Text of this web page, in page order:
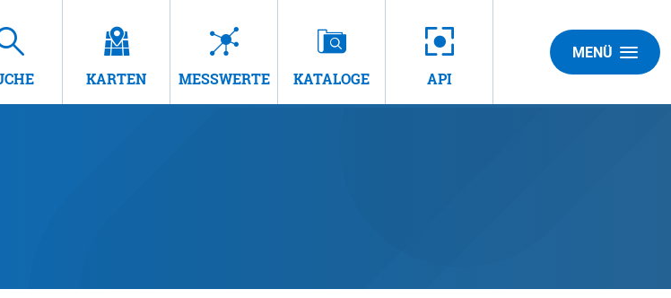
KARTEN MESSWERTE KATALOGE API
MENÜ